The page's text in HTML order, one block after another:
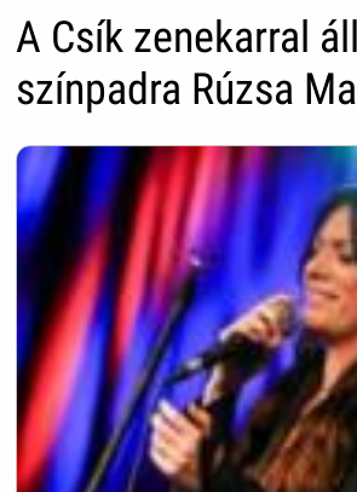
A Csík zenekarral
színpadra Rúzsa